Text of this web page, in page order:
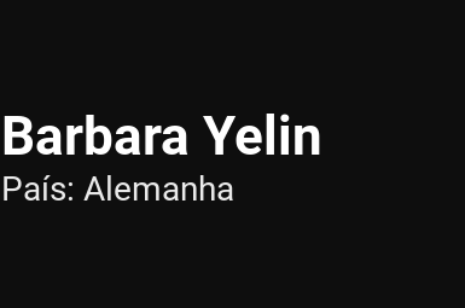
Barbara Yelin
País: Alemanha